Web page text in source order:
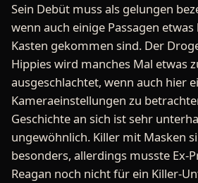
Sein Debüt muss als gelungen
wenn auch einige Passagen
Kasten gekommen sind. Der
Hippies wird manches Mal etwas
ausgeschlachtet, wenn auch hier
Kameraeinstellungen zu
Geschichte an sich ist sehr
ungewöhnlich. Killer mit Masken
besonders, allerdings musste Ex-
Reagan noch nicht für ein Killer-